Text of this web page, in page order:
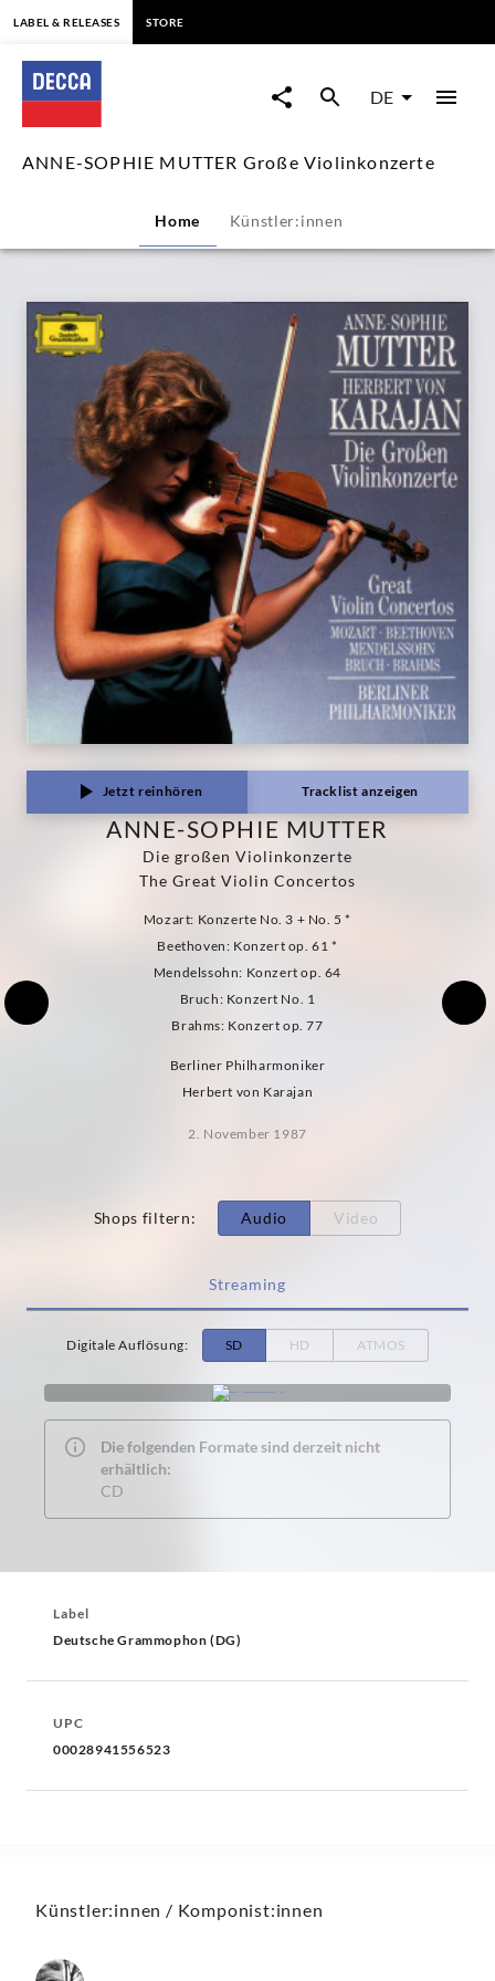
ANNE-
SOPHIE
MUTTER
Violinkonzerte
Decca
Classics
LABEL & RELEASES STORE
DE
ANNE-SOPHIE MUTTER Große Violinkonzerte
Home Künstler:innen
Jetzt reinhören Tracklist anzeigen
ANNE-SOPHIE MUTTER
Die großen Violinkonzerte
The Great Violin Concertos
Mozart: Konzerte No. 3 + No. 5 *
Beethoven: Konzert op. 61 *
Mendelssohn: Konzert op. 64
Bruch: Konzert No. 1
Brahms: Konzert op. 77
Berliner Philharmoniker
Herbert von Karajan
2. November 1987
Shops filtern: Audio Video
Streaming
Digitale Auflösung: SD HD ATMOS
Die folgenden Formate sind derzeit nicht
erhältlich:
CD
Label
Deutsche Grammophon (DG)
UPC
00028941556523
Künstler:innen / Komponist:innen